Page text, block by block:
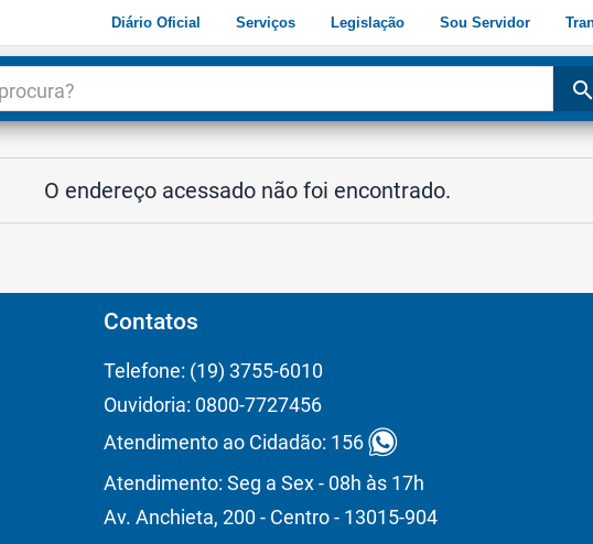
Diário Oficial Serviços Legislação Sou Servidor
search
O endereço acessado não foi encontrado.
Contatos
Telefone: (19) 3755-6010
Ouvidoria: 0800-7727456
Atendimento ao Cidadão: 156
Atendimento: Seg a Sex - 08h às 17h
Av. Anchieta, 200 - Centro - 13015-904